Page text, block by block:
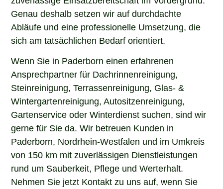
Genau deshalb setzen wir auf durchdachte
Abläufe und eine professionelle Umsetzung, die
sich am tatsächlichen Bedarf orientiert.
Wenn Sie in Paderborn einen erfahrenen
Ansprechpartner für Dachrinnenreinigung,
Steinreinigung, Terrassenreinigung, Glas- &
Wintergartenreinigung, Autositzenreinigung,
Gartenservice oder Winterdienst suchen, sind wir
gerne für Sie da. Wir betreuen Kunden in
Paderborn, Nordrhein-Westfalen und im Umkreis
von 150 km mit zuverlässigen Dienstleistungen
rund um Sauberkeit, Pflege und Werterhalt.
Nehmen Sie jetzt Kontakt zu uns auf, wenn Sie